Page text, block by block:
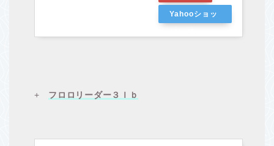
Yahooショッ
+ フロロリーダー３ｌｂ